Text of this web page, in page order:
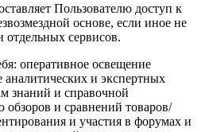
Пользователю доступ к
основе, если иное не
отдельных сервисов.
оперативное освещение
аналитических и экспертных
знаний и справочной
и сравнений товаров/
и участия в форумах и